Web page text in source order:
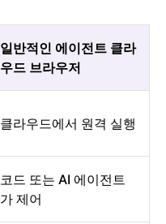
일반적인 에이전트 클라
우드 브라우저
클라우드에서 원격 실행
코드 또는 AI 에이전트
가 제어